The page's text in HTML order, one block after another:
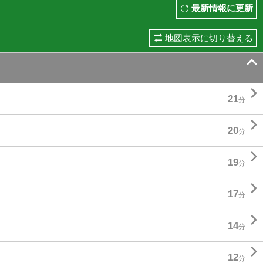
最新情報に更新
地図表示に切り替える

21分 
20分 
19分 
17分 
14分 
12分 